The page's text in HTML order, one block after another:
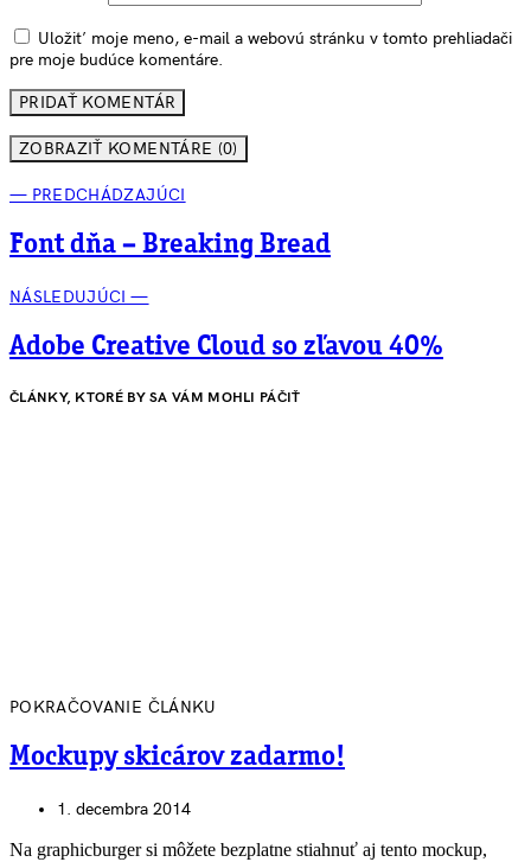
Uložiť moje meno, e-mail a webovú stránku v tomto prehliadači
pre moje budúce komentáre.
ZOBRAZIŤ KOMENTÁRE (0)
— PREDCHÁDZAJÚCI
Font dňa – Breaking Bread
NÁSLEDUJÚCI —
Adobe Creative Cloud so zľavou 40%
ČLÁNKY, KTORÉ BY SA VÁM MOHLI PÁČIŤ
POKRAČOVANIE ČLÁNKU
Mockupy skicárov zadarmo!
1. decembra 2014
Na graphicburger si môžete bezplatne stiahnuť aj tento mockup,